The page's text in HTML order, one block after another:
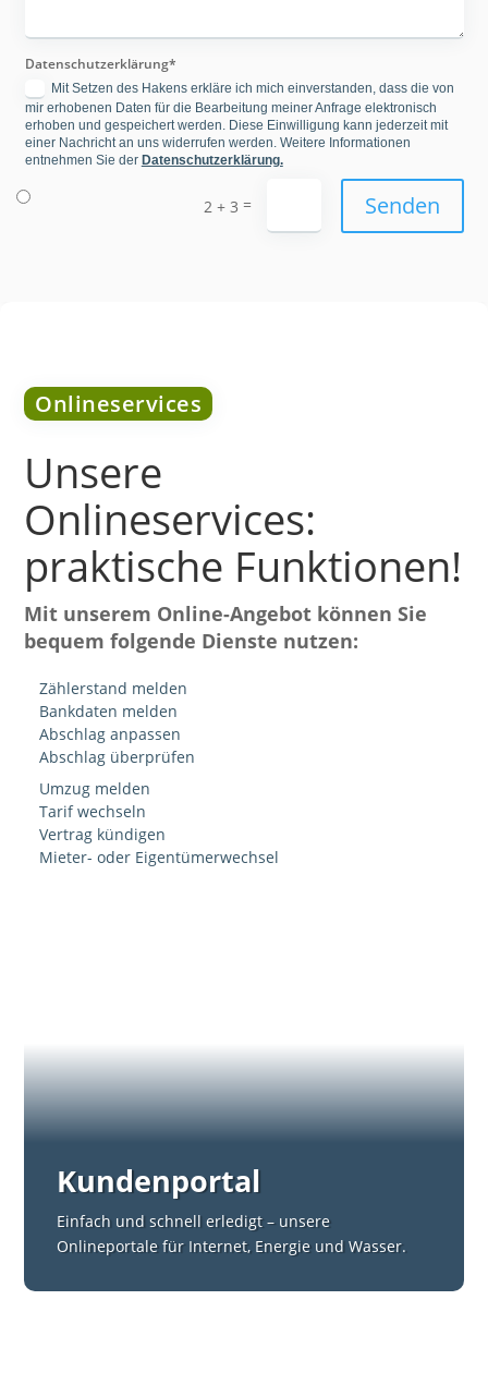
Datenschutzerklärung
Mit Setzen des Hakens erkläre ich mich einverstanden, dass die von
mir erhobenen Daten für die Bearbeitung meiner Anfrage elektronisch
erhoben und gespeichert werden. Diese Einwilligung kann jederzeit mit
einer Nachricht an uns widerrufen werden. Weitere Informationen
entnehmen Sie der Datenschutzerklärung.
2 + 3 = Senden
Onlineservices
Unsere
Onlineservices:
praktische Funktionen!
Mit unserem Online-Angebot können Sie
bequem folgende Dienste nutzen:
Zählerstand melden
Bankdaten melden
Abschlag anpassen
Abschlag überprüfen
Umzug melden
Tarif wechseln
Vertrag kündigen
Mieter- oder Eigentümerwechsel
Kundenportal
Einfach und schnell erledigt – unsere
Onlineportale für Internet, Energie und Wasser.